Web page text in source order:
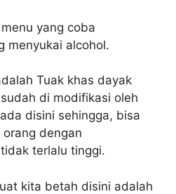
yang coba
menyukai alcohol.
Tuak khas dayak
di modifikasi oleh
disini sehingga, bisa
dengan
terlalu tinggi.
kita betah disini adalah